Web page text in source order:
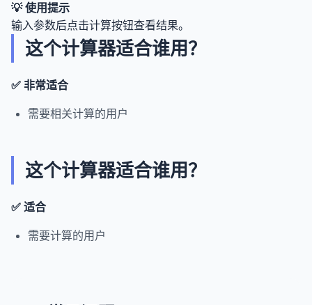
💡 使用提示
输入参数后点击计算按钮查看结果。
这个计算器适合谁用？
✅ 非常适合
需要相关计算的用户
这个计算器适合谁用？
✅ 适合
需要计算的用户